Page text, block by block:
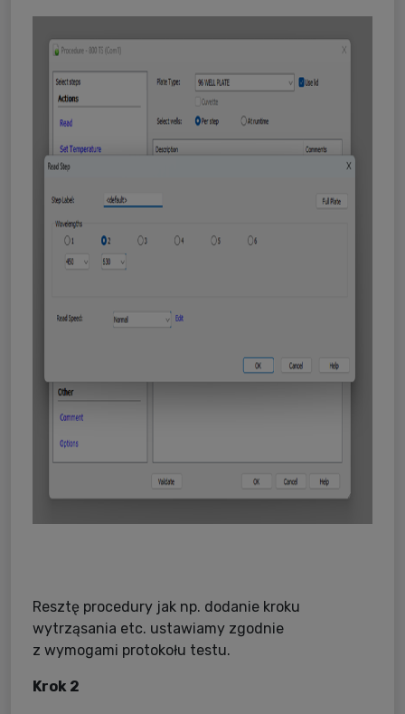
Resztę procedury jak np. dodanie kroku
wytrząsania etc. ustawiamy zgodnie
z wymogami protokołu testu.
Krok 2